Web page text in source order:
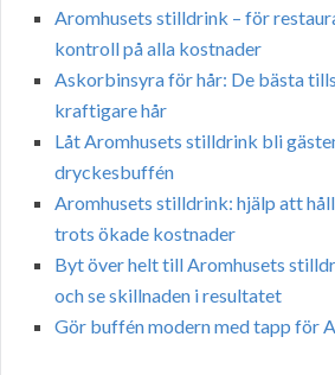
Aromhusets stilldrink – för
kontroll på alla kostnader
Askorbinsyra för hår: De bästa
kraftigare hår
Låt Aromhusets stilldrink bli
dryckesbuffén
Aromhusets stilldrink: hjälp att
trots ökade kostnader
Byt över helt till Aromhusets
och se skillnaden i resultatet
Gör buffén modern med tapp för